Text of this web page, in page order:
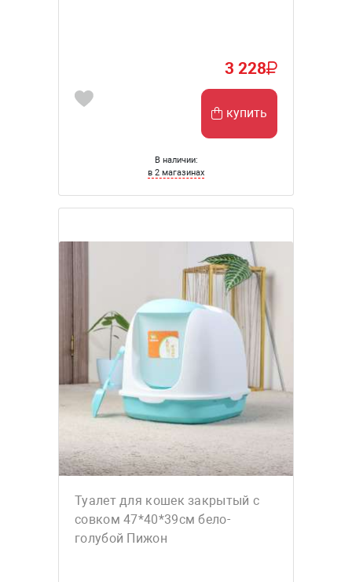
3 228
купить
В наличии:
в 2 магазинах
Туалет для кошек закрытый с
совком 47*40*39см бело-
голубой Пижон